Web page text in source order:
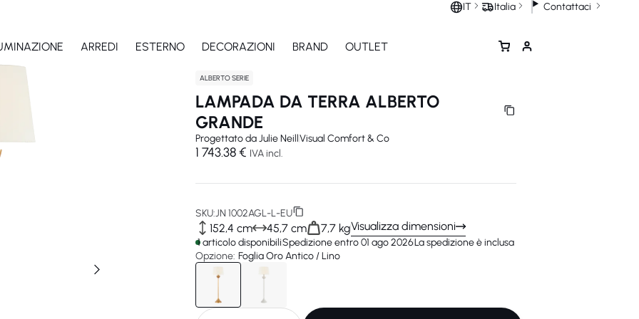
IT Italia Contattaci
ARREDI ESTERNO DECORAZIONI BRAND OUTLET
ALBERTO SERIE
LAMPADA DA TERRA ALBERTO
GRANDE
Progettato daJulie NeillVisual Comfort & Co
1 743.38 € IVA incl.
SKU:JN 1002AGL-L-EU
152,4 cm 45,7 cm 7,7 kgVisualizza dimensioni
1 articolo disponibiliSpedizione entro 01 ago 2026La spedizione è inclusa
Opzione: Foglia Oro Antico / Lino